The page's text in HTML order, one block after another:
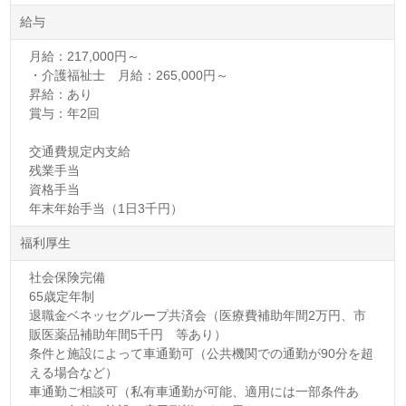
給与
月給：217,000円～
・介護福祉士 月給：265,000円～
昇給：あり
賞与：年2回
交通費規定内支給
残業手当
資格手当
年末年始手当（1日3千円）
福利厚生
社会保険完備
65歳定年制
退職金ベネッセグループ共済会（医療費補助年間2万円、市
販医薬品補助年間5千円 等あり）
条件と施設によって車通勤可（公共機関での通勤が90分を超
える場合など）
車通勤ご相談可（私有車通勤が可能、適用には一部条件あ